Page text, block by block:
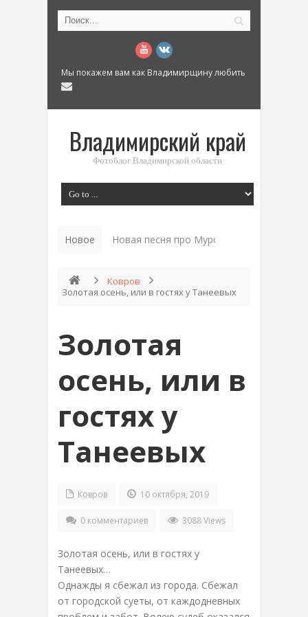
Мы покажем вам как Владимирщину любить
Владимирский край
Фотоблог Владимирской области
Новое Истор_
Ковров
Золотая осень, или в гостях у Танеевых
Золотая
осень, или в
гостях у
Танеевых
Ковров 10 октября, 2019
0 комментариев 3088 Views
Золотая осень, или в гостях у
Танеевых…
Однажды я сбежал из города. Сбежал
от городской суеты, от каждодневных